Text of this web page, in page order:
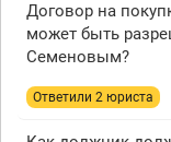
Договор на
может быть
Семеновым?
Ответили 2 юристa